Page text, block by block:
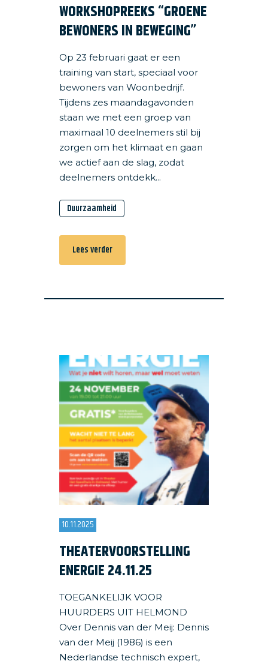
WORKSHOPREEKS “GROENE
BEWONERS IN BEWEGING”
Op 23 februari gaat er een
training van start, speciaal voor
bewoners van Woonbedrijf.
Tijdens zes maandagavonden
staan we met een groep van
maximaal 10 deelnemers stil bij
zorgen om het klimaat en gaan
we actief aan de slag, zodat
deelnemers ontdekk...
Duurzaamheid
Lees verder
10.11.2025
THEATERVOORSTELLING
ENERGIE 24.11.25
TOEGANKELIJK VOOR
HUURDERS UIT HELMOND
Over Dennis van der Meij: Dennis
van der Meij (1986) is een
Nederlandse technisch expert,